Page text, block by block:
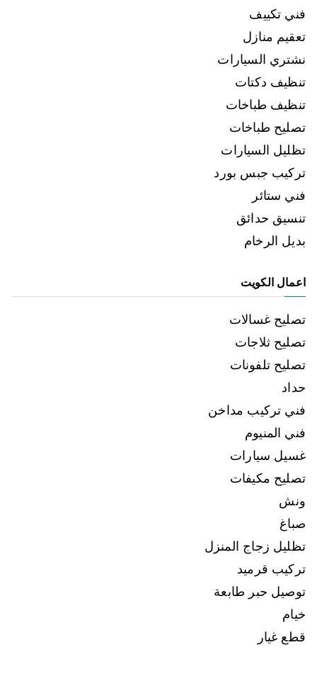
فني تكييف
تعقيم منازل
نشتري السيارات
تنظيف دكتات
تنظيف طباخات
تصليح طباخات
تظليل السيارات
تركيب جبس بورد
فني ستائر
تنسيق حدائق
بديل الرخام
اعمال الكويت
تصليح غسالات
تصليح ثلاجات
تصليح تلفونات
حداد
فني تركيب مداخن
فني المنيوم
غسيل سيارات
تصليح مكيفات
ونش
صباغ
تظليل زجاج المنزل
تركيب قرميد
توصيل حبر طابعة
خيام
قطع غيار